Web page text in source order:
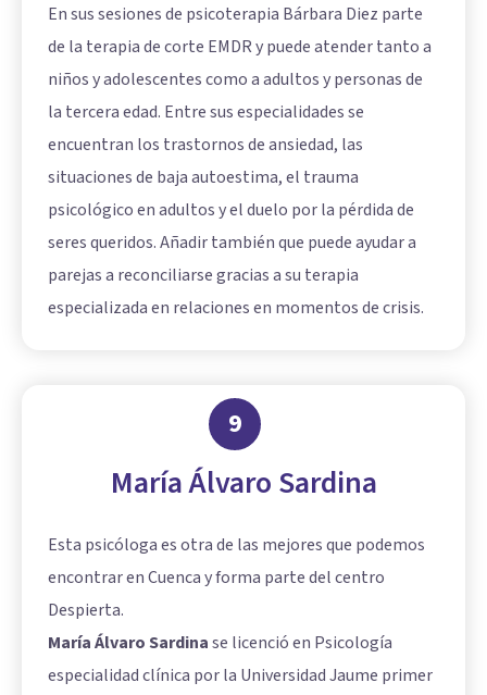
En sus sesiones de psicoterapia Bárbara Diez parte
de la terapia de corte EMDRy puede atender tanto a
niños y adolescentes como a adultos y personas de
la tercera edad. Entre sus especialidades se
encuentran los trastornos de ansiedad, las
situaciones de baja autoestima, el trauma
psicológico en adultos y el duelo por la pérdida de
seres queridos. Añadir también que puede ayudar a
parejas a reconciliarse gracias a su terapia
especializada en relaciones en momentos de crisis.
9
María Álvaro Sardina
Esta psicóloga es otra de las mejores que podemos
encontrar en Cuenca y forma parte del centro
Despierta.
María Álvaro Sardinase licenció en Psicología
especialidad clínica por la Universidad Jaume primer